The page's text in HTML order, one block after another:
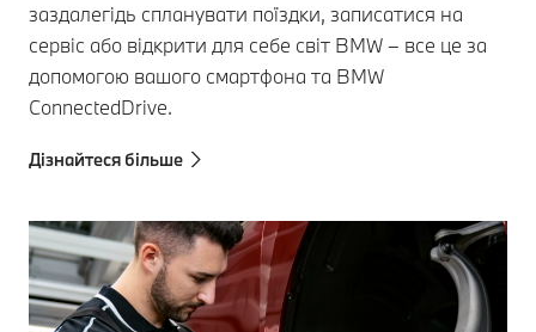
заздалегідь спланувати поїздки, записатися на
сервіс або відкрити для себе світ BMW – все це за
допомогою вашого смартфона та BMW
ConnectedDrive.
Дізнайтеся більше